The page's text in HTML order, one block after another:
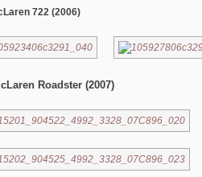
722 (2006)
Roadster (2007)